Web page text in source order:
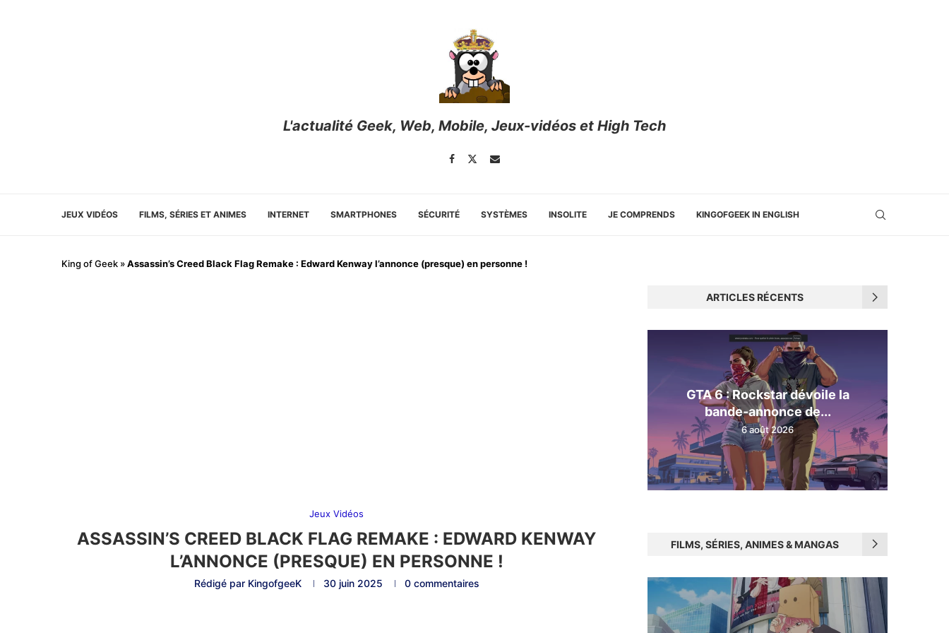
L'actualité Geek, Web, Mobile, Jeux-vidéos et High Tech
JEUX VIDÉOS FILMS, SÉRIES ET ANIMES INTERNET SMARTPHONES SÉCURITÉ SYSTÈMES INSOLITE JE COMPRENDS KINGOFGEEK IN ENGLISH
King of Geek »Assassin’s Creed Black Flag Remake : Edward Kenway l’annonce (presque) en personne !
Jeux Vidéos
ASSASSIN’S CREED BLACK FLAG REMAKE : EDWARD KENWAY
L’ANNONCE (PRESQUE) EN PERSONNE !
Rédigé par KingofgeeK 30 juin 2025 0 commentaires
ARTICLES RÉCENTS
GTA 6 : Rockstar dévoile la
bande-annonce de...
6 août 2026
FILMS, SÉRIES, ANIMES & MANGAS